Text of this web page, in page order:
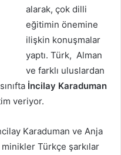
alarak, çok dilli
eğitimin önemine
ilişkin konuşmalar
yaptı. Türk, Alman
ve farklı uluslardan
İncilay Karaduman
veriyor.
Karaduman ve Anja
Türkçe şarkılar